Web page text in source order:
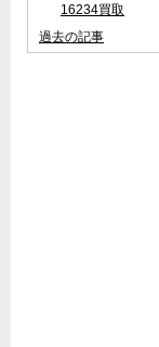
16234買取
過去の記事